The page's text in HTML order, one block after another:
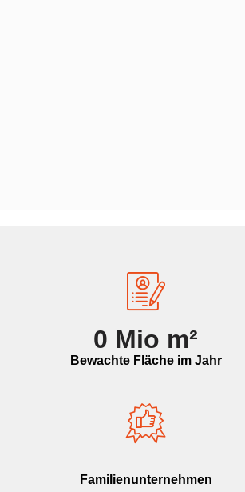
0 Mio m²
Bewachte Fläche im Jahr
Familienunternehmen